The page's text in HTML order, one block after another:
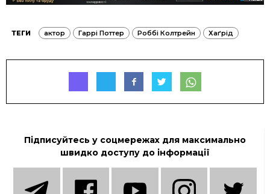
ТЕГИ актор Гаррі Поттер Роббі Колтрейн Хаґрід
Підписуйтесь у соцмережах для максимально
швидко доступу до інформації